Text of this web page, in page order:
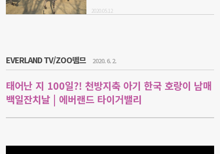
2020.05.12
EVERLAND TV/ZOO뗌므 2020. 6. 2.
태어난 지 100일?! 천방지축 아기 한국 호랑이 남매
백일잔치날 | 에버랜드 타이거밸리